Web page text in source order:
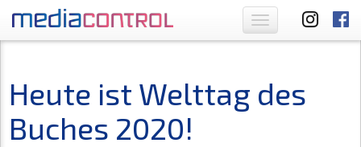
Toggle
navigation
Heute ist Welttag des
Buches 2020!